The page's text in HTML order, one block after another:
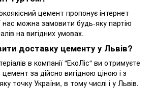
цемент пропонує інтернет-
нас можна замовити будь-яку партію
на вигідних умовах.
доставку цементу у Львів?
в компанії "ЕкоЛіс" ви отримуєте
за дійсно вигідною ціною і з
точку України, в тому числі і у Львів.